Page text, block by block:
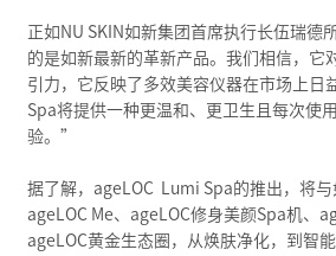
正如NU SKIN如新集团首席执行长伍瑞
的是如新最新的革新产品。我们相信，它
引力，它反映了多效美容仪器在市场上日
Spa将提供一种更温和、更卫生且每次使
验。”
据了解，ageLOC Lumi Spa的推出，将
ageLOC Me、ageLOC修身美颜Spa机、
ageLOC黄金生态圈，从焕肤净化，到智